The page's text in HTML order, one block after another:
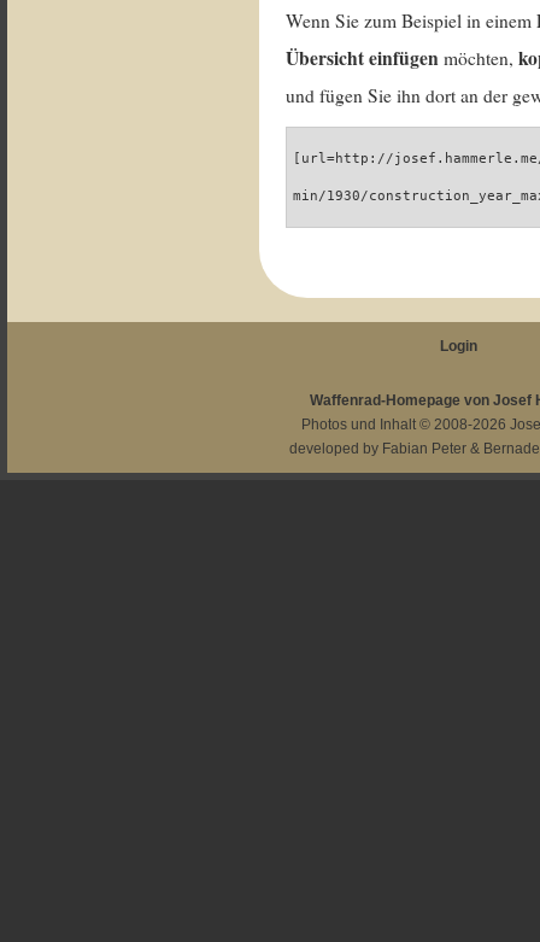
Wenn Sie zum Beispiel in
Übersicht einfügen möchten,
und fügen Sie ihn dort an der
[url=http://
min/1930/
Login
Waffenrad-Homepage von Josef
Photos und Inhalt © 2008-2026
developed by Fabian Peter &